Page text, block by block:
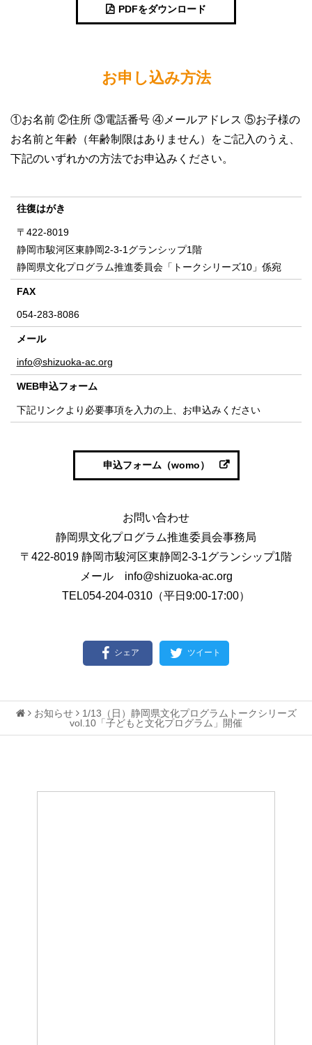
PDFをダウンロード
お申し込み方法
①お名前 ②住所 ③電話番号 ④メールアドレス ⑤お子様の
お名前と年齢（年齢制限はありません）をご記入のうえ、
下記のいずれかの方法でお申込みください。
往復はがき
〒422-8019
静岡市駿河区東静岡2-3-1グランシップ1階
静岡県文化プログラム推進委員会「トークシリーズ10」係宛
FAX
054-283-8086
メール
info@shizuoka-ac.org
WEB申込フォーム
下記リンクより必要事項を入力の上、お申込みください
申込フォーム（womo）
お問い合わせ
静岡県文化プログラム推進委員会事務局
〒422-8019 静岡市駿河区東静岡2-3-1グランシップ1階
メール info@shizuoka-ac.org
TEL054-204-0310（平日9:00-17:00）
シェア ツイート
お知らせ 1/13（日）静岡県文化プログラムトークシリーズ
vol.10「子どもと文化プログラム」開催